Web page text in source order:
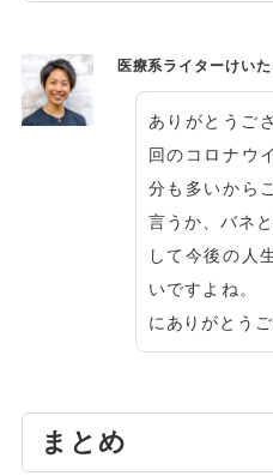
医療系ライターけいた
ありがとうご
回のコロナウ
分も多いから
言うか、バネ
して今後の人
いですよね。
にありがとう
まとめ